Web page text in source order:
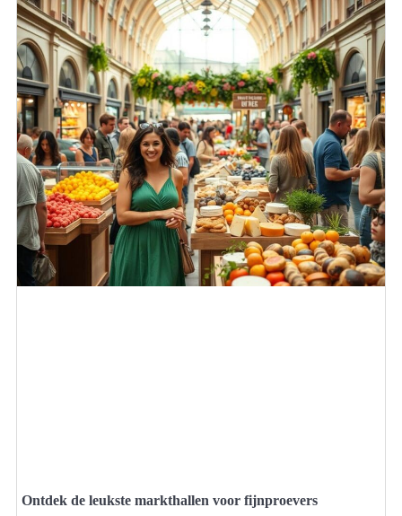
Ontdek de leukste markthallen voor fijnproevers